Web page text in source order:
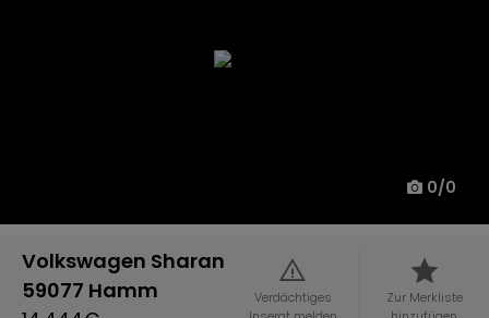
0/0
Volkswagen Sharan
59077 Hamm
Verdächtiges
Zur Merkliste